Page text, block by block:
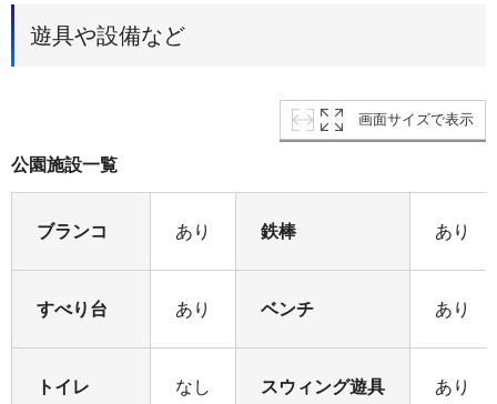
遊具や設備など
画面サイズで表示
公園施設一覧
ブランコ あり 鉄棒 あり
すべり台 あり ベンチ あり
トイレ なし スウィング遊具 あり